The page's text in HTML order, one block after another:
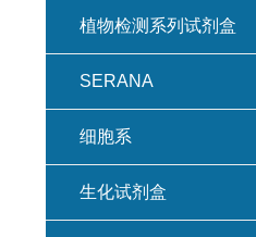
植物检测系列试剂盒
SERANA
细胞系
生化试剂盒